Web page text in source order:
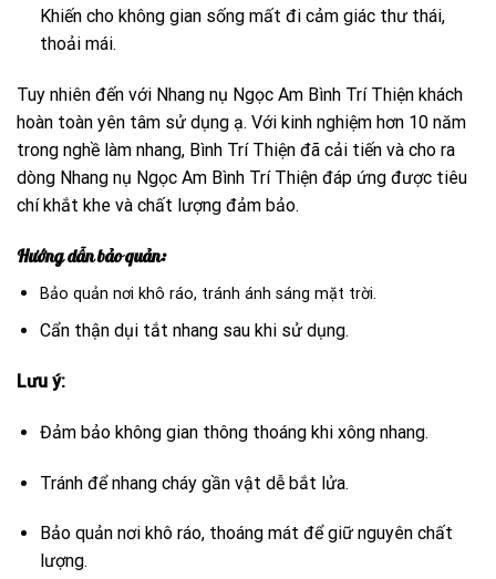
Khiến cho không gian sống mất đi cảm giác thư thái,
thoải mái.
Tuy nhiên đến với Nhang nụ Ngọc Am Bình Trí Thiện khách
hoàn toàn yên tâm sử dụng ạ. Với kinh nghiệm hơn 10 năm
trong nghề làm nhang, Bình Trí Thiện đã cải tiến và cho ra
dòng Nhang nụ Ngọc Am Bình Trí Thiện đáp ứng được tiêu
chí khắt khe và chất lượng đảm bảo.
Hướng dẫn bảo quản:
Bảo quản nơi khô ráo, tránh ánh sáng mặt trời.
Cẩn thận dụi tắt nhang sau khi sử dụng.
Lưu ý:
Đảm bảo không gian thông thoáng khi xông nhang.
Tránh để nhang cháy gần vật dễ bắt lửa.
Bảo quản nơi khô ráo, thoáng mát để giữ nguyên chất
lượng.